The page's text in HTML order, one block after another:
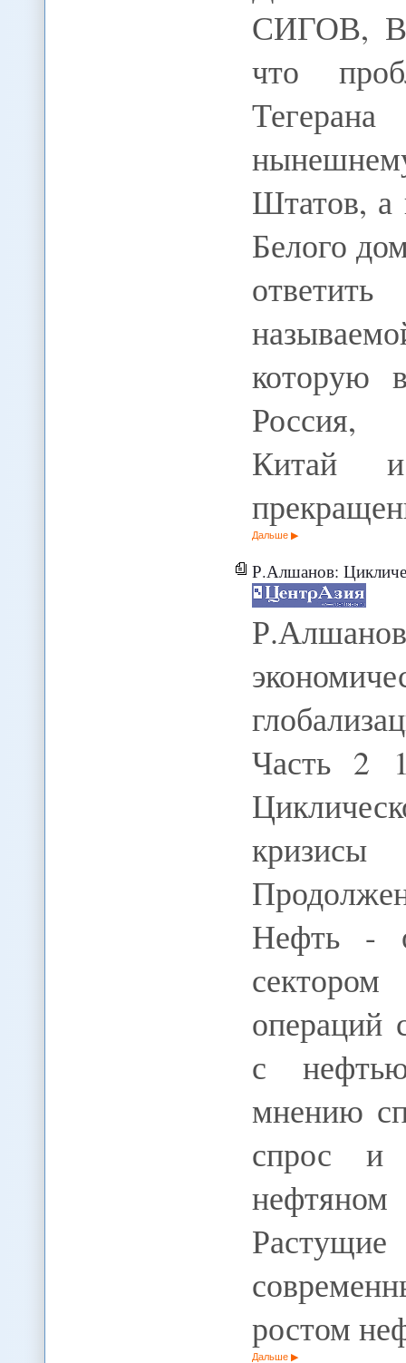
СИГОВ,
что
Штатов, а
Белого
которую
Россия,
Китай
Дальше
Р.Алшанов: Циклическое
Часть 2
кризисы
Нефть -
операций
с
мнению
спрос и
ростом
Дальше